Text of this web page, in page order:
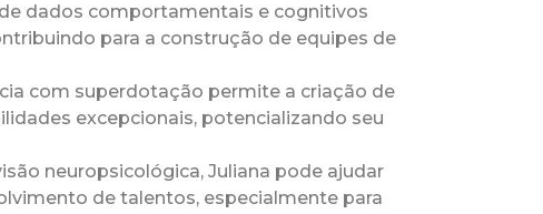
dados comportamentais e cognitivos
para a construção de equipes de
com superdotação permite a criação de
excepcionais, potencializando seu
neuropsicológica, Juliana pode ajudar
de talentos, especialmente para